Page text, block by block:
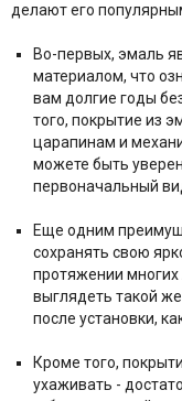
делают его
Во-первых, эмаль
материалом, что
вам долгие годы
того, покрытие из
царапинам и
можете быть
первоначальный
Еще одним
сохранять свою
протяжении многих
выглядеть такой
после установки,
Кроме того,
ухаживать -